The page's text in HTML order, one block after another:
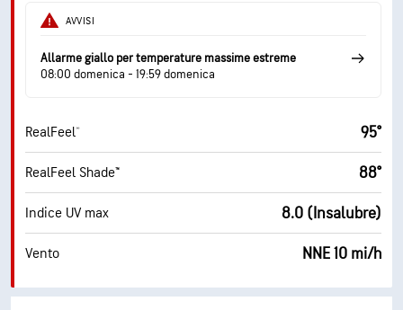
AVVISI
Allarme giallo per temperature massime estreme
08:00 domenica - 19:59 domenica
RealFeel® 95°
RealFeel Shade™ 88°
Indice UV max 8.0 (Insalubre)
Vento NNE 10 mi/h